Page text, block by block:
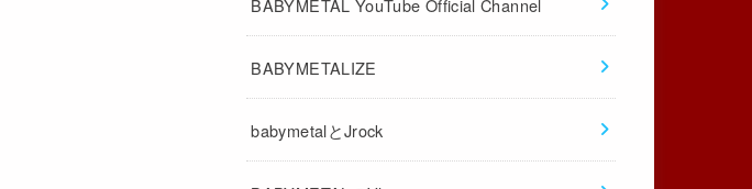
BABYMETAL YouTube Official Channel
BABYMETALIZE
babymetalとJrock